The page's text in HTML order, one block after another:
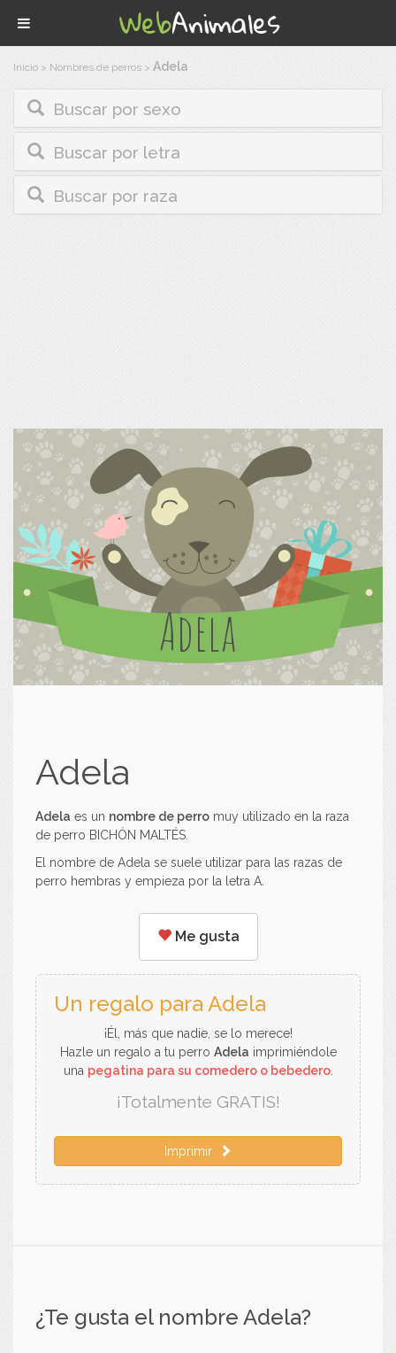
Inicio > Nombres de perros > Adela
Buscar por sexo
Buscar por letra
Buscar por raza
Adela
Adela
Adela es un nombre de perro muy utilizado en la raza
de perro BICHÓN MALTÉS.
El nombre de Adela se suele utilizar para las razas de
perro hembras y empieza por la letra A.
Me gusta
Un regalo para Adela
¡Él, más que nadie, se lo merece!
Hazle un regalo a tu perro Adela imprimiéndole
una pegatina para su comedero o bebedero.
¡Totalmente GRATIS!
Imprimir
¿Te gusta el nombre Adela?